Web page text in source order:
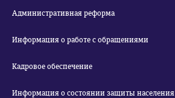
Административная реформа
Информация о работе с обращениями
Кадровое обеспечение
Информация о состоянии защиты населения